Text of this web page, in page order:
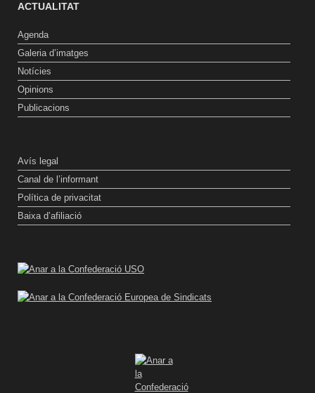
ACTUALITAT
Agenda
Galeria d’imatges
Notícies
Opinions
Publicacions
Avís legal
Canal de l’informant
Política de privacitat
Baixa d’afiliació